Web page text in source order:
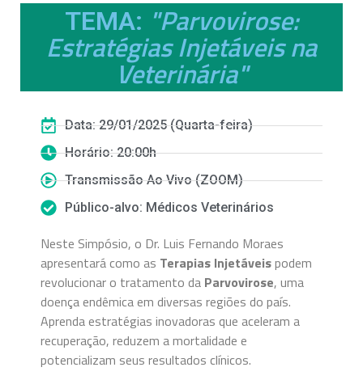
TEMA: "Parvovirose:
Estratégias Injetáveis na
Veterinária"
Data: 29/01/2025 (Quarta-feira)
Horário: 20:00h
Transmissão Ao Vivo (ZOOM)
Público-alvo: Médicos Veterinários
Neste Simpósio, o Dr. Luis Fernando Moraes
apresentará como as Terapias Injetáveispodem
revolucionar o tratamento da Parvovirose, uma
doença endêmica em diversas regiões do país.
Aprenda estratégias inovadoras que aceleram a
recuperação, reduzem a mortalidade e
potencializam seus resultados clínicos.